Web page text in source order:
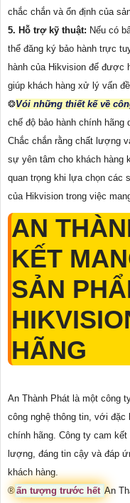
chắc chắn và ổn định của
5. Hỗ trợ kỹ thuật: Nếu có
thể đăng ký bảo hành trực
hành của Hikvision để được
giúp khách hàng xử lý vấn
❂Vói những thiết kế về
chế độ bảo hành chính hãng
Chắc chắn rằng chất lượng
sự yên tâm cho khách hàng
quan trọng khi lựa chọn các
của Hikvision trong việc
AN
KẾT
SẢN
HÃNG
An Thành Phát là một công
công nghệ thông tin, với đặc
chính hãng. Công ty cam
lượng, đáng tin cậy và đáp
khách hàng.
®️ấn tượng trước hết An